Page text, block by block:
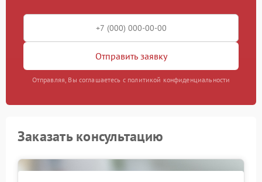
Отправить заявку
Отправляя, Вы соглашаетесь с политикой конфиденциальности
Заказать консультацию